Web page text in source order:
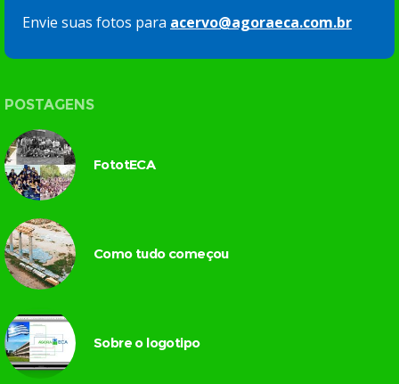
Envie suas fotos para acervo@agoraeca.com.br
POSTAGENS
FototECA
Como tudo começou
Sobre o logotipo